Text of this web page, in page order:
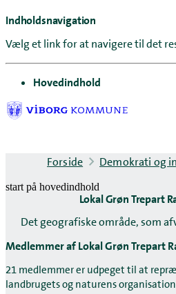
Indholdsnavigation
Vælg et link for at navigere til det
gå til
Hovedindhold
Forside Demokrati og
start på hovedindhold
Lokal Grøn Trepart
Det geografiske område, som
Medlemmer af Lokal Grøn Trepart
21 medlemmer er udpeget til at
landbrugets og naturens